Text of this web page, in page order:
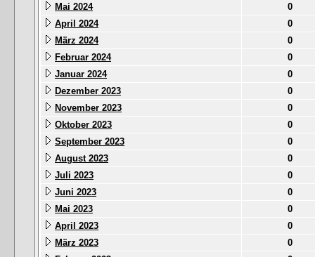
Mai 2024
0
April 2024
0
März 2024
0
Februar 2024
0
Januar 2024
0
Dezember 2023
0
November 2023
0
Oktober 2023
0
September 2023
0
August 2023
0
Juli 2023
0
Juni 2023
0
Mai 2023
0
April 2023
0
März 2023
0